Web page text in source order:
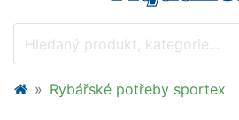
Rybářské potřeby sportex